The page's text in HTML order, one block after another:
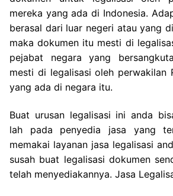
mereka yang ada di Indonesia.
berasal dari luar negeri atau yang
maka dokumen itu mesti di
pejabat negara yang
mesti di legalisasi oleh perwakilan
yang ada di negara itu.
Buat urusan legalisasi ini anda
lah pada penyedia jasa yang
memakai layanan jasa legalisasi
susah buat legalisasi dokumen
telah menyediakannya. Jasa